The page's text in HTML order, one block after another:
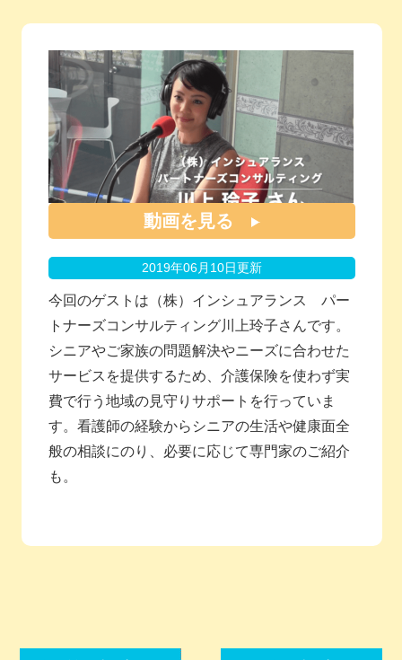
動画を見る
2019年06月10日更新
今回のゲストは（株）インシュアランス パー
トナーズコンサルティング川上玲子さんです。
シニアやご家族の問題解決やニーズに合わせた
サービスを提供するため、介護保険を使わず実
費で行う地域の見守りサポートを行っていま
す。看護師の経験からシニアの生活や健康面全
般の相談にのり、必要に応じて専門家のご紹介
も。